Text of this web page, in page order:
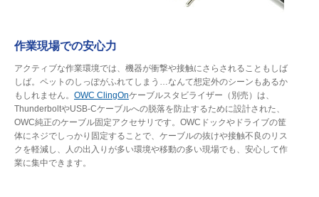
作業現場での安心力
アクティブな作業環境では、機器が衝撃や接触にさらされることもしば
しば。ペットのしっぽがふれてしまう…なんて想定外のシーンもあるか
もしれません。 OWC ClingOnケーブルスタビライザー（別売）は、
ThunderboltやUSB-Cケーブルへの脱落を防止するために設計された、
OWC純正のケーブル固定アクセサリです。OWCドックやドライブの筐
体にネジでしっかり固定することで、ケーブルの抜けや接触不良のリス
クを軽減し、人の出入りが多い環境や移動の多い現場でも、安心して作
業に集中できます。